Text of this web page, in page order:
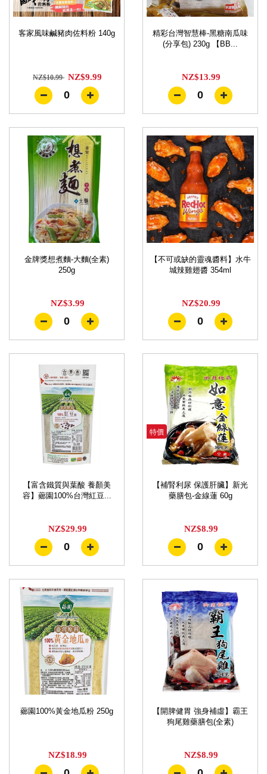
客家風味鹹豬肉佐料粉 140g
NZ$10.99 NZ$9.99
0
精彩台灣智慧棒-黑糖南瓜味
(分享包) 230g 【BB...
NZ$13.99
0
金牌獎想煮麵-大麵(全素)
250g
NZ$3.99
0
【不可或缺的靈魂醬料】水牛
城辣雞翅醬 354ml
NZ$20.99
0
【富含鐵質與葉酸 養顏美
容】薌園100%台灣紅豆...
NZ$29.99
0
特價
【補腎利尿 保護肝臟】新光
藥膳包-金線蓮 60g
NZ$8.99
0
薌園100%黃金地瓜粉 250g
NZ$18.99
【開脾健胃 強身補虛】霸王
狗尾雞藥膳包(全素)
NZ$8.99